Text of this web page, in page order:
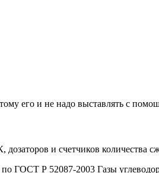
его и не надо выставлять с
и счетчиков количества
ГОСТ Р 52087-2003 Газы